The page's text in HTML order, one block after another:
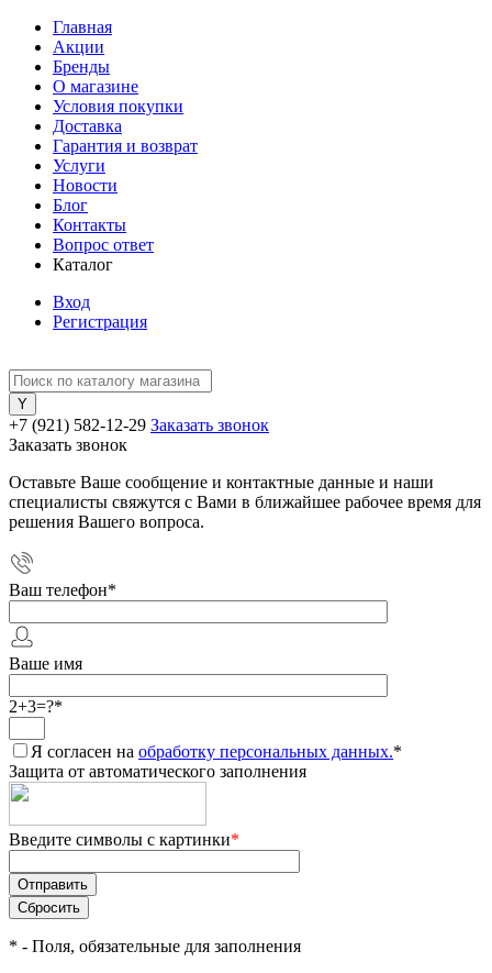
Главная
Акции
Бренды
О магазине
Условия покупки
Доставка
Гарантия и возврат
Услуги
Новости
Блог
Контакты
Вопрос ответ
Каталог
Вход
Регистрация
+7 (921) 582-12-29 Заказать звонок
Заказать звонок
Оставьте Ваше сообщение и контактные данные и наши
специалисты свяжутся с Вами в ближайшее рабочее время для
решения Вашего вопроса.
Ваш телефон*
Ваше имя
2+3=?*
Я согласен на обработку персональных данных.*
Защита от автоматического заполнения
Введите символы с картинки*
* - Поля, обязательные для заполнения